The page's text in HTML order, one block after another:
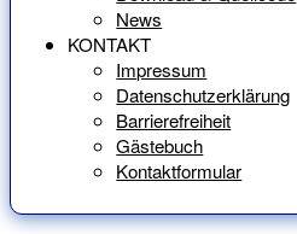
News
KONTAKT
Impressum
Datenschutzerklärung
Barrierefreiheit
Gästebuch
Kontaktformular